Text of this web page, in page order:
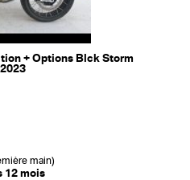
+ Options Blck Storm
main)
12 mois